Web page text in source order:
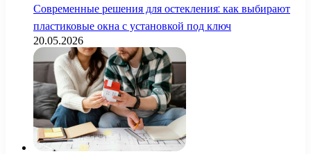
Современные решения для остекления: как выбирают
пластиковые окна с установкой под ключ
20.05.2026